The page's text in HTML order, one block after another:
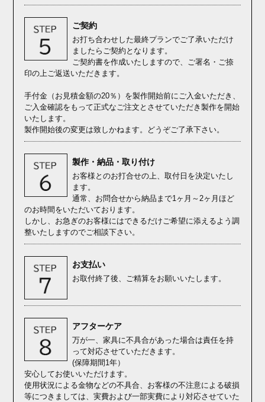
ご契約
お打ち合わせした最終プランでご了承いただけ
ましたらご契約となります。
ご契約書を作成いたしますので、ご署名・ご捺
印の上ご返送いただきます。
手付金（お見積金額の20％）を製作開始前にご入金いただき、
ご入金確認をもって正式なご注文とさせていただき製作を開始
いたします。
製作開始後の変更は致しかねます。どうぞご了承下さい。
製作・納品・取り付け
お客様とのお打合せの上、取付日を決定いたし
ます。
通常、お問合せから納品まで1ヶ月～2ヶ月ほど
のお時間をいただいております。
しかし、お急ぎのお客様にはできるだけご希望に添えるよう調
整いたしますのでご相談下さい。
お支払い
お取付終了後、ご精算をお願いいたします。
アフターケア
万が一、家具に不具合があった場合は責任を持
って対応させていただきます。
(保障期間1年）
安心してお使いいただけます。
使用状況による金物などの不具合、お客様の不注意による破損
等につきましては、実費および一部実費により対応させていた